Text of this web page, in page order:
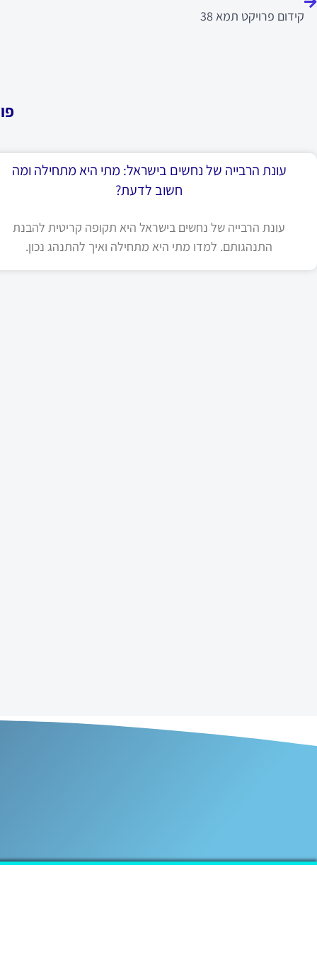
קידום פרויקט תמא 38
עונת הרבייה של נחשים בישראל: מתי היא מתחילה ומה
חשוב לדעת?
עונת הרבייה של נחשים בישראל היא תקופה קריטית להבנת
התנהגותם. למדו מתי היא מתחילה ואיך להתנהג נכון.